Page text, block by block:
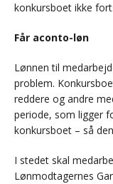
konkursboet ikke
Får aconto-løn
Lønnen til
problem.
reddere og andre
periode, som ligger
konkursboet – så
I stedet skal
Lønmodtagernes